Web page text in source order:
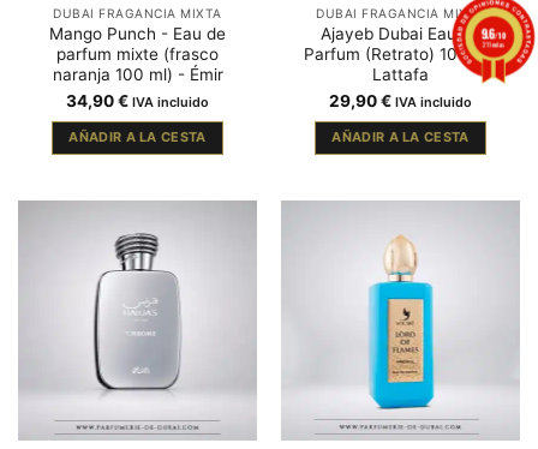
DUBAI FRAGANCIA MIXTA
Mango Punch - Eau de
parfum mixte (frasco
naranja 100 ml) - Émir
34,90€ IVA incluido
AÑADIR A LA CESTA
DUBAI FRAGANCIA MIXTA
Ajayeb Dubai Eau de
Parfum (Retrato) 100ml -
Lattafa
29,90€ IVA incluido
AÑADIR A LA CESTA
9.6/10
211 notas